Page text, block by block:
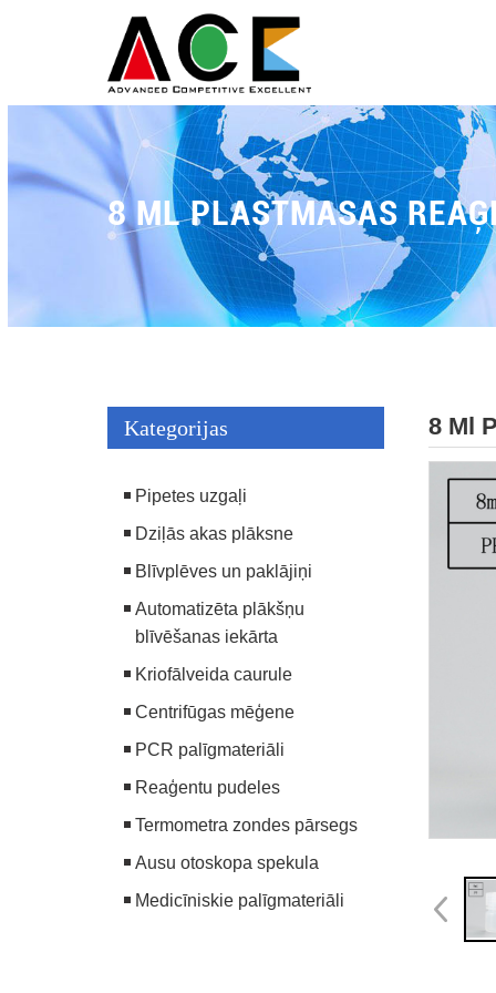
8 ML PLASTMASAS
Kategorijas
Pipetes uzgaļi
Dziļās akas plāksne
Blīvplēves un paklājiņi
Automatizēta plākšņu
blīvēšanas iekārta
Kriofālveida caurule
Centrifūgas mēģene
PCR palīgmateriāli
Reaģentu pudeles
Termometra zondes pārsegs
Ausu otoskopa spekula
Medicīniskie palīgmateriāli
8 Ml